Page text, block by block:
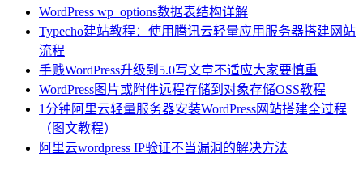
WordPress wp_options数据表结构详解
Typecho建站教程：使用腾讯云轻量应用服务器搭建网站
流程
手贱WordPress升级到5.0写文章不适应大家要慎重
WordPress图片或附件远程存储到对象存储OSS教程
1分钟阿里云轻量服务器安装WordPress网站搭建全过程
（图文教程）
阿里云wordpress IP验证不当漏洞的解决方法